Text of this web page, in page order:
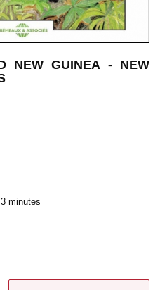
NEW GUINEA - NEW
minutes